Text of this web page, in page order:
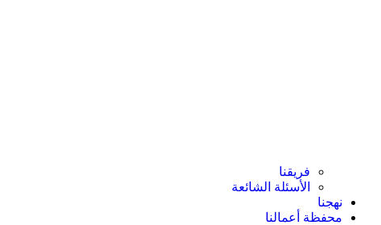
فريقنا
الأسئلة الشائعة
نهجنا
محفظة أعمالنا